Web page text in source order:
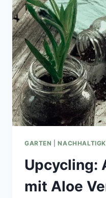
GARTEN |
Upcycling:
mit Aloe